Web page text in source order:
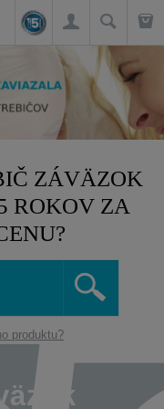
ZÁVÄZOK
ROKOV ZA
produktu?